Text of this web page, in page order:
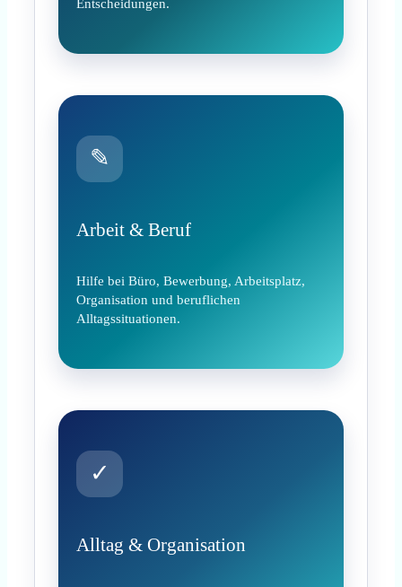
Entscheidungen.
✎
Arbeit & Beruf
Hilfe bei Büro, Bewerbung, Arbeitsplatz,
Organisation und beruflichen
Alltagssituationen.
✓
Alltag & Organisation